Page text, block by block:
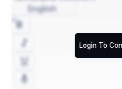
घटनाएं कम नहीं हो पातीं।
3. मानव-बाघ संघर्ष:
आवास की कमी और शिकार की
Login To
English